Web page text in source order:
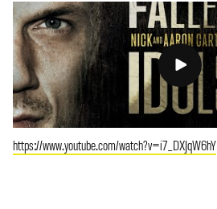
https://www.youtube.com/watch?v=i7_DXJqW6hY